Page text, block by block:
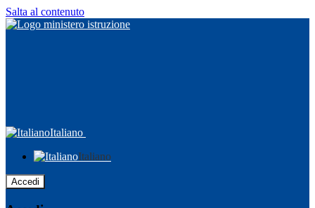
Salta al contenuto
Italiano
Italiano
Accedi